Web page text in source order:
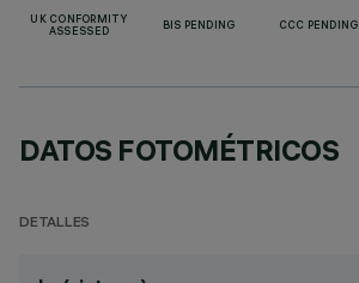
UK CONFORMITY
ASSESSED
BIS PENDING CCC PENDING
DATOS FOTOMÉTRICOS
DETALLES